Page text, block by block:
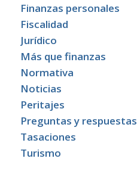
Finanzas personales
Fiscalidad
Jurídico
Más que finanzas
Normativa
Noticias
Peritajes
Preguntas y respuestas
Tasaciones
Turismo